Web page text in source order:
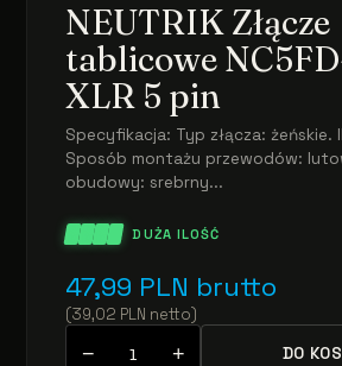
NEUTRIK Złącze
tablicowe
XLR 5 pin
Specyfikacja: Typ złącza: żeńskie.
Sposób montażu przewodów:
obudowy: srebrny...
DUŻA ILOŚĆ
47,99 PLN brutto
(39,02 PLN netto)
− + DO